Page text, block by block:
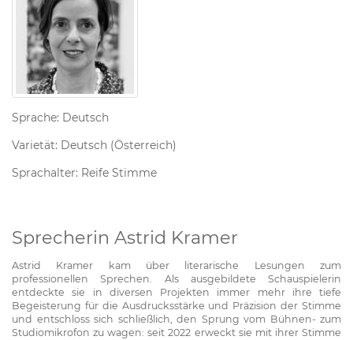
Sprache: Deutsch
Varietät: Deutsch (Österreich)
Sprachalter: Reife Stimme
Sprecherin Astrid Kramer
Astrid Kramer kam über literarische Lesungen zum
professionellen Sprechen. Als ausgebildete Schauspielerin
entdeckte sie in diversen Projekten immer mehr ihre tiefe
Begeisterung für die Ausdrucksstärke und Präzision der Stimme
und entschloss sich schließlich, den Sprung vom Bühnen- zum
Studiomikrofon zu wagen: seit 2022 erweckt sie mit ihrer Stimme